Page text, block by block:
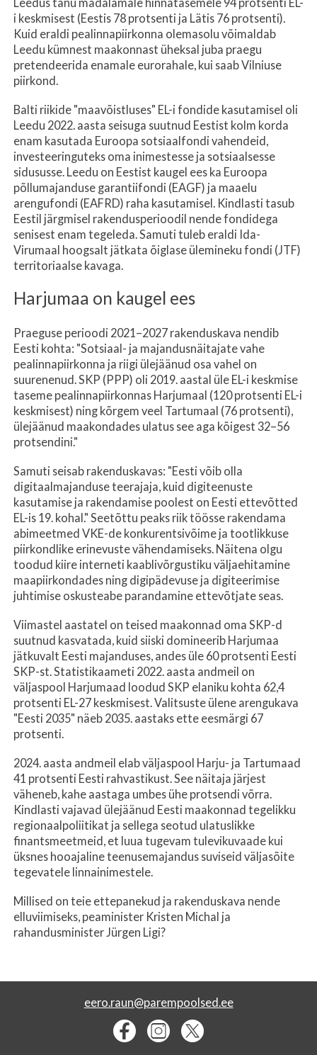
i keskmisest (Eestis 78 protsenti ja Lätis 76 protsenti).
Kuid eraldi pealinnapiirkonna olemasolu võimaldab
Leedu kümnest maakonnast üheksal juba praegu
pretendeerida enamale eurorahale, kui saab Vilniuse
piirkond.
Balti riikide "maavõistluses" EL-i fondide kasutamisel oli
Leedu 2022. aasta seisuga suutnud Eestist kolm korda
enam kasutada Euroopa sotsiaalfondi vahendeid,
investeeringuteks oma inimestesse ja sotsiaalsesse
sidususse. Leedu on Eestist kaugel ees ka Euroopa
põllumajanduse garantiifondi (EAGF) ja maaelu
arengufondi (EAFRD) raha kasutamisel. Kindlasti tasub
Eestil järgmisel rakendusperioodil nende fondidega
senisest enam tegeleda. Samuti tuleb eraldi Ida-
Virumaal hoogsalt jätkata õiglase ülemineku fondi (JTF)
territoriaalse kavaga.
Harjumaa on kaugel ees
Praeguse perioodi 2021–2027 rakenduskava nendib
Eesti kohta: "Sotsiaal- ja majandusnäitajate vahe
pealinnapiirkonna ja riigi ülejäänud osa vahel on
suurenenud. SKP (PPP) oli 2019. aastal üle EL-i keskmise
taseme pealinnapiirkonnas Harjumaal (120 protsenti EL-i
keskmisest) ning kõrgem veel Tartumaal (76 protsenti),
ülejäänud maakondades ulatus see aga kõigest 32–56
protsendini."
Samuti seisab rakenduskavas: "Eesti võib olla
digitaalmajanduse teerajaja, kuid digiteenuste
kasutamise ja rakendamise poolest on Eesti ettevõtted
EL-is 19. kohal." Seetõttu peaks riik töösse rakendama
abimeetmed VKE-de konkurentsivõime ja tootlikkuse
piirkondlike erinevuste vähendamiseks. Näitena olgu
toodud kiire interneti kaablivõrgustiku väljaehitamine
maapiirkondades ning digipädevuse ja digiteerimise
juhtimise oskusteabe parandamine ettevõtjate seas.
Viimastel aastatel on teised maakonnad oma SKP-d
suutnud kasvatada, kuid siiski domineerib Harjumaa
jätkuvalt Eesti majanduses, andes üle 60 protsenti Eesti
SKP-st. Statistikaameti 2022. aasta andmeil on
väljaspool Harjumaad loodud SKP elaniku kohta 62,4
protsenti EL-27 keskmisest. Valitsuste ülene arengukava
"Eesti 2035" näeb 2035. aastaks ette eesmärgi 67
protsenti.
2024. aasta andmeil elab väljaspool Harju- ja Tartumaad
41 protsenti Eesti rahvastikust. See näitaja järjest
väheneb, kahe aastaga umbes ühe protsendi võrra.
Kindlasti vajavad ülejäänud Eesti maakonnad tegelikku
regionaalpoliitikat ja sellega seotud ulatuslikke
finantsmeetmeid, et luua tugevam tulevikuvaade kui
üksnes hooajaline teenusemajandus suviseid väljasõite
tegevatele linnainimestele.
Millised on teie ettepanekud ja rakenduskava nende
elluviimiseks, peaminister Kristen Michal ja
rahandusminister Jürgen Ligi?
eero.raun@parempoolsed.ee
  